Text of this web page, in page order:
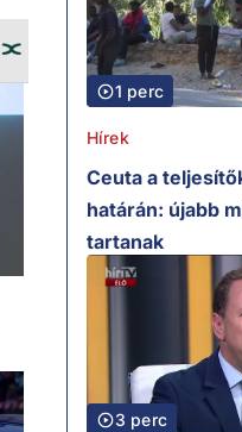
1 perc
Hírek
Ceuta a
határán: újabb
tartanak
3 perc